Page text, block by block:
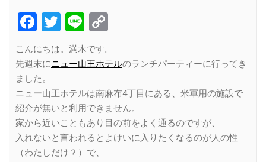
Facebook
Twitter
Line
こんにちは。満木です。
先週末にニュー山王ホテルのランチパーティーに行ってき
ました。
ニュー山王ホテルは南麻布4丁目にある、米軍用の施設で
紹介が無いと利用できません。
家から近いこともあり目の前をよく通るのですが、
入れないと言われるとよけいに入りたくなるのが人の性
（わたしだけ？）で、